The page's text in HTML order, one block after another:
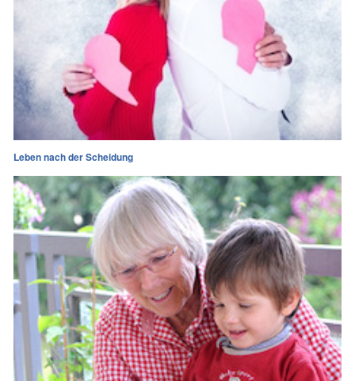
Leben nach der Scheidung